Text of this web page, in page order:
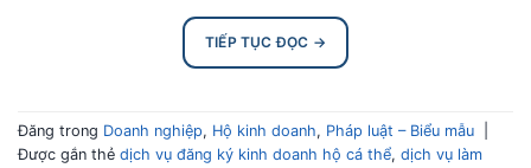
TIẾP TỤC ĐỌC →
Đăng trong Doanh nghiệp, Hộ kinh doanh, Pháp luật – Biểu mẫu
Được gắn thẻ dịch vụ đăng ký kinh doanh hộ cá thể, dịch vụ làm